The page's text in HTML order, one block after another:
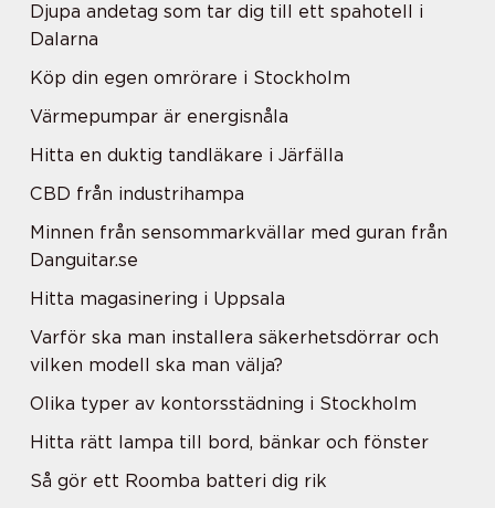
Djupa andetag som tar dig till ett spahotell i
Dalarna
Köp din egen omrörare i Stockholm
Värmepumpar är energisnåla
Hitta en duktig tandläkare i Järfälla
CBD från industrihampa
Minnen från sensommarkvällar med guran från
Danguitar.se
Hitta magasinering i Uppsala
Varför ska man installera säkerhetsdörrar och
vilken modell ska man välja?
Olika typer av kontorsstädning i Stockholm
Hitta rätt lampa till bord, bänkar och fönster
Så gör ett Roomba batteri dig rik